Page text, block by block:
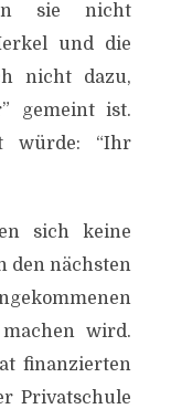
sie nicht
und die
nicht dazu,
gemeint ist.
würde: “Ihr
sich keine
den nächsten
wird.
finanzierten
Privatschule